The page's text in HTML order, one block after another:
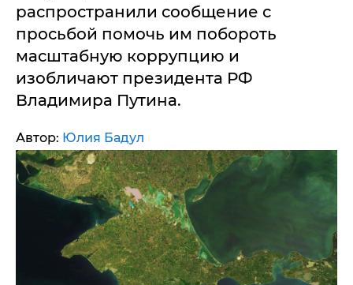
распространили сообщение с
просьбой помочь им побороть
масштабную коррупцию и
изобличают президента РФ
Владимира Путина.
Автор: Юлия Бадул